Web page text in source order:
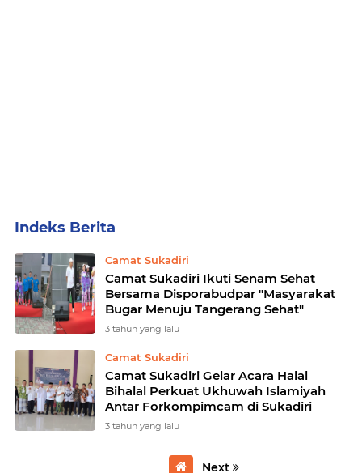
Camat Sukadiri
Camat Sukadiri Ikuti Senam Sehat
Bersama Disporabudpar "Masyarakat
Bugar Menuju Tangerang Sehat"
3 tahun yang lalu
Camat Sukadiri
Camat Sukadiri Gelar Acara Halal
Bihalal Perkuat Ukhuwah Islamiyah
Antar Forkompimcam di Sukadiri
3 tahun yang lalu
Next